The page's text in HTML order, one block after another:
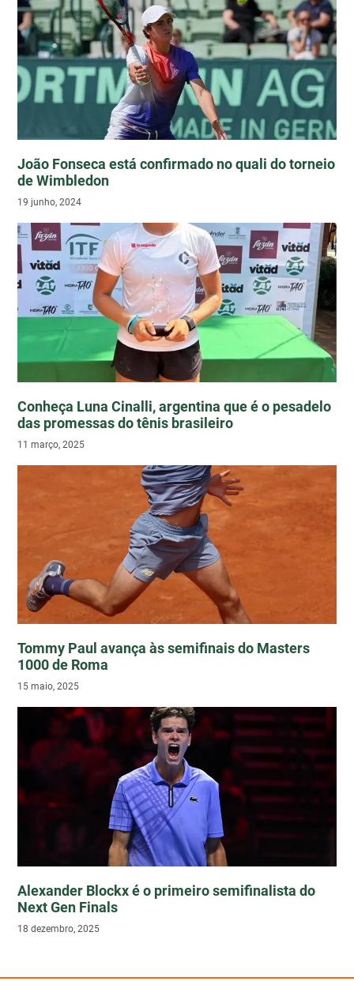
João Fonseca está confirmado no quali do torneio
de Wimbledon
19 junho, 2024
Conheça Luna Cinalli, argentina que é o pesadelo
das promessas do tênis brasileiro
11 março, 2025
Tommy Paul avança às semifinais do Masters
1000 de Roma
15 maio, 2025
Alexander Blockx é o primeiro semifinalista do
Next Gen Finals
18 dezembro, 2025